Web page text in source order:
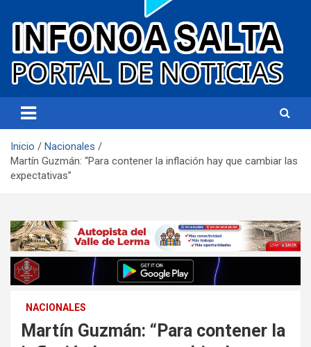
Infonoa Salta
Inicio
Nacionales
Martín Guzmán: “Para contener la inflación hay que cambiar las
expectativas”
NACIONALES
Martín Guzmán: “Para contener la